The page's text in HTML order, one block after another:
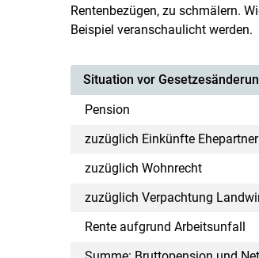
Rentenbezügen, zu schmälern.
Beispiel veranschaulicht werden.
Situation vor
Pension
zuzüglich Einkünfte
zuzüglich Wohnrecht
zuzüglich Verpachtung
Rente aufgrund Arbeitsunfall